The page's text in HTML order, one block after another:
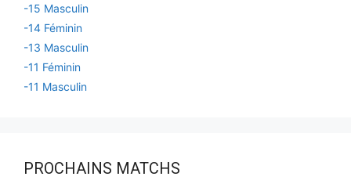
-15 Masculin
-14 Féminin
-13 Masculin
-11 Féminin
-11 Masculin
PROCHAINS MATCHS